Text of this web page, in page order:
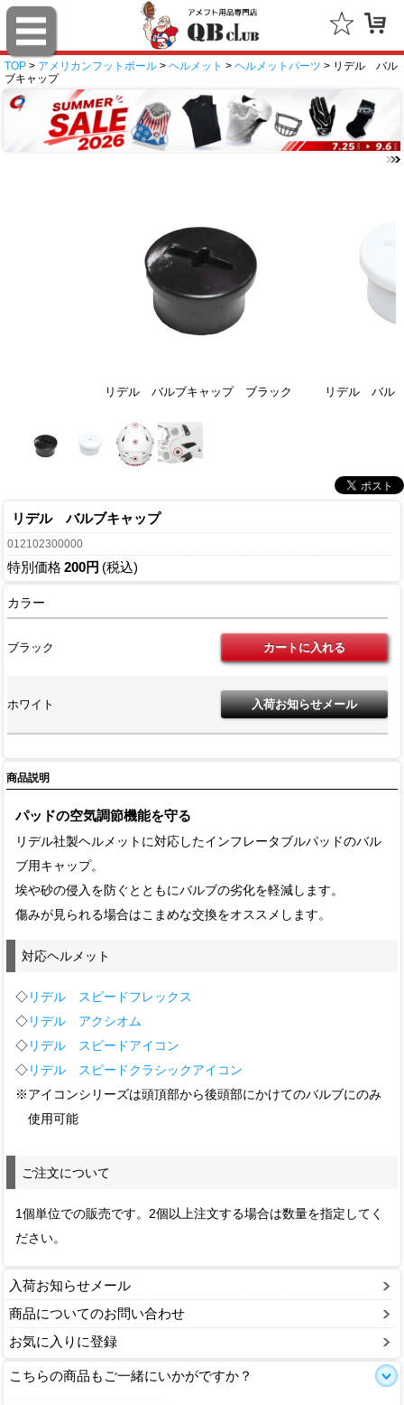
TOP > アメリカンフットボール > ヘルメット > ヘルメットパーツ > リデル バル
ブキャップ
リデル バルブキャップ ブラック リデル バル
リデル バルブキャップ
012102300000
特別価格 200円 (税込)
カラー
ブラック
ホワイト
商品説明
パッドの空気調節機能を守る
リデル社製ヘルメットに対応したインフレータブルパッドのバル
ブ用キャップ。
埃や砂の侵入を防ぐとともにバルブの劣化を軽減します。
傷みが見られる場合はこまめな交換をオススメします。
対応ヘルメット
◇ リデル スピードフレックス
◇ リデル アクシオム
◇ リデル スピードアイコン
◇ リデル スピードクラシックアイコン
※アイコンシリーズは頭頂部から後頭部にかけてのバルブにのみ
使用可能
ご注文について
1個単位での販売です。2個以上注文する場合は数量を指定してく
ださい。
入荷お知らせメール
商品についてのお問い合わせ
お気に入りに登録
こちらの商品もご一緒にいかがですか？